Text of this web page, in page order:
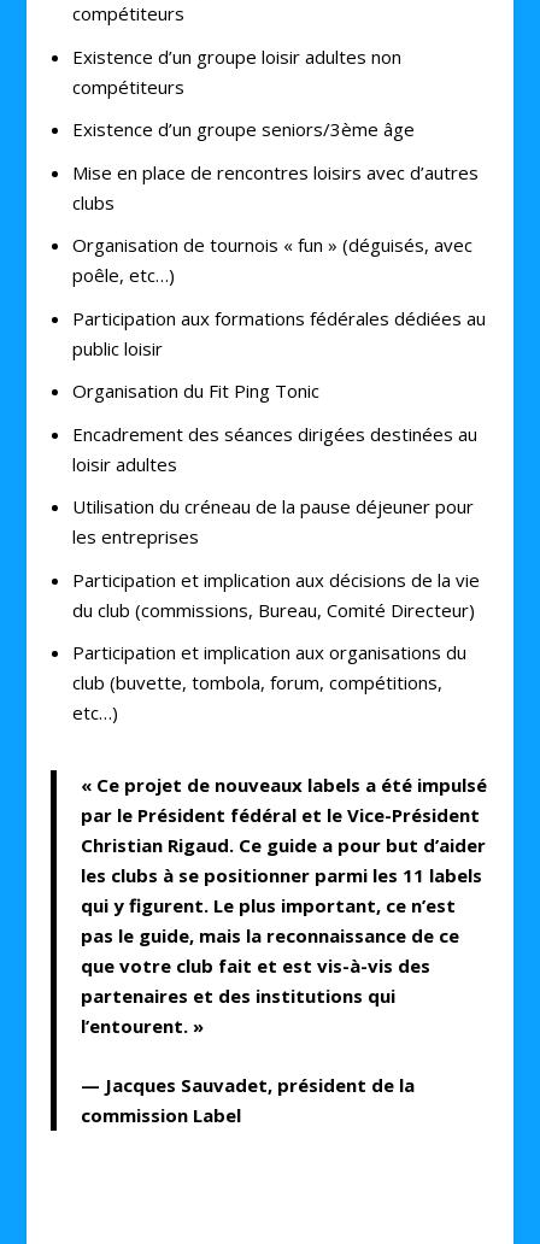
compétiteurs
Existence d’un groupe loisir adultes non
compétiteurs
Existence d’un groupe seniors/3ème âge
Mise en place de rencontres loisirs avec d’autres
clubs
Organisation de tournois « fun » (déguisés, avec
poêle, etc…)
Participation aux formations fédérales dédiées au
public loisir
Organisation du Fit Ping Tonic
Encadrement des séances dirigées destinées au
loisir adultes
Utilisation du créneau de la pause déjeuner pour
les entreprises
Participation et implication aux décisions de la vie
du club (commissions, Bureau, Comité Directeur)
Participation et implication aux organisations du
club (buvette, tombola, forum, compétitions,
etc…)
« Ce projet de nouveaux labels a été impulsé
par le Président fédéral et le Vice-Président
Christian Rigaud. Ce guide a pour but d’aider
les clubs à se positionner parmi les 11 labels
qui y figurent. Le plus important, ce n’est
pas le guide, mais la reconnaissance de ce
que votre club fait et est vis-à-vis des
partenaires et des institutions qui
l’entourent. »
— Jacques Sauvadet, président de la
commission Label